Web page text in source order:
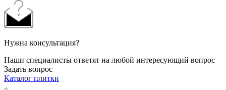
Нужна консультация?
Наши специалисты ответят на любой интересующий вопрос
Задать вопрос
Каталог плитки